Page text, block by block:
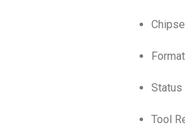
Status
Tool